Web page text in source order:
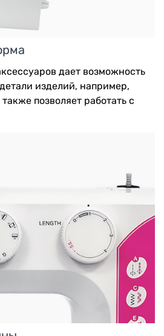
дает возможность
изделий, например,
позволяет работать с